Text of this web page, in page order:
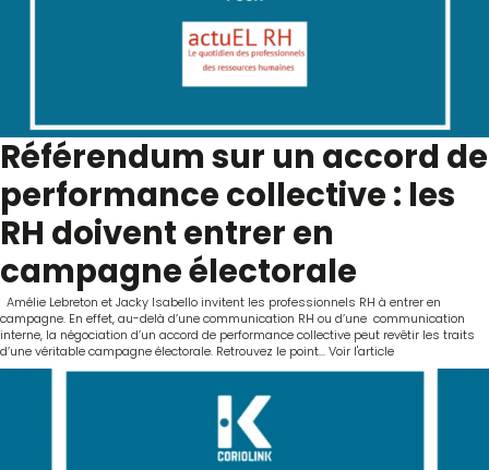
Référendum sur un accord de
performance collective : les
RH doivent entrer en
campagne électorale
Amélie Lebreton et Jacky Isabello invitent les professionnels RH à entrer en
campagne. En effet, au-delà d’une communication RH ou d’une communication
interne, la négociation d’un accord de performance collective peut revêtir les traits
d’une véritable campagne électorale. Retrouvez le point...Voir l'article